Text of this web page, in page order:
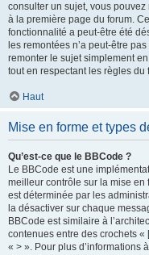
consulter un sujet, vous
à la première page du forum.
fonctionnalité a peut-être été
les remontées n’a peut-être
remonter le sujet simplement
tout en respectant les règles du
Haut
Mise en forme et types
Qu’est-ce que le BBCode ?
Le BBCode est une
meilleur contrôle sur la mise en
est déterminée par les
la désactiver sur chaque
BBCode est similaire à
contenues entre des crochets «
« > ». Pour plus d’informations